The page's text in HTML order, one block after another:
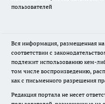
пользователей
Вся информация, размещенная на
соответствии с
подлежит использованию кем-
том числе воспроизведению,
как с письменного разрешения
Редакция портала не несет